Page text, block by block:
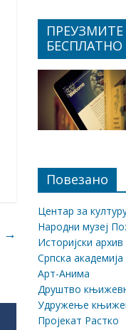
→
БЕСПЛАТНО
Повезано
Центар за
Народни музеј
Историјски
Српска
Арт-Анима
Друштво
Удружење
Пројекат Растко